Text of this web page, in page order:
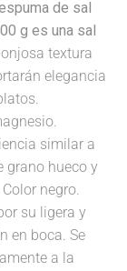
de sal
g es una sal
textura
elegancia
similar a
grano hueco y
negro.
su ligera y
en boca. Se
a la